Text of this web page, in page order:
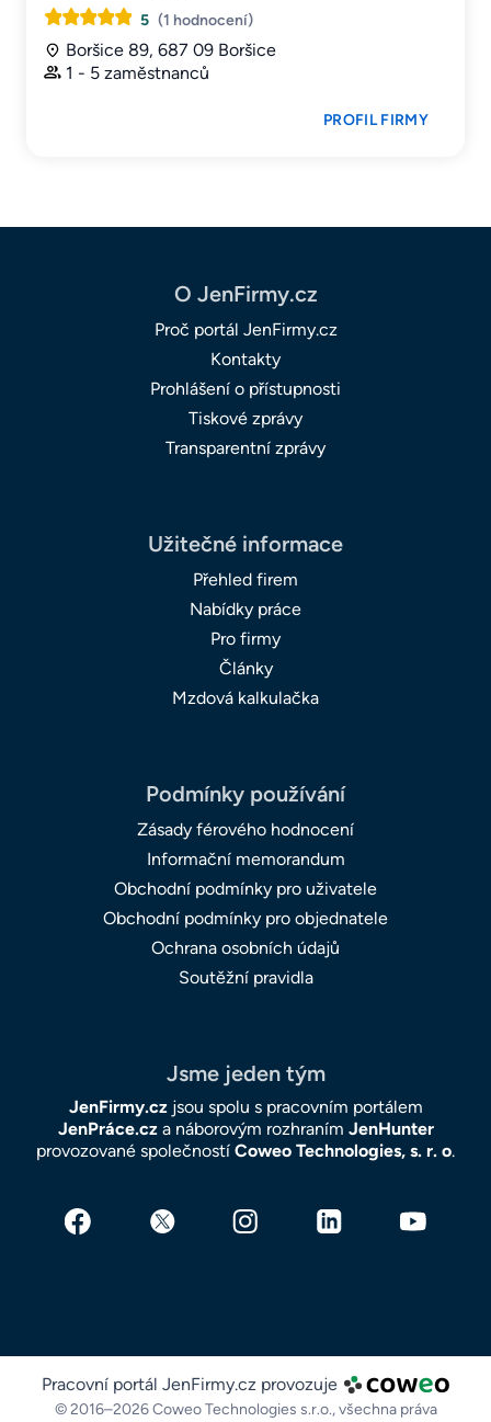
5 (1 hodnocení)
Boršice 89, 687 09 Boršice
1 - 5 zaměstnanců
PROFIL FIRMY
O JenFirmy.cz
Proč portál JenFirmy.cz
Kontakty
Prohlášení o přístupnosti
Tiskové zprávy
Transparentní zprávy
Užitečné informace
Přehled firem
Nabídky práce
Pro firmy
Články
Mzdová kalkulačka
Podmínky používání
Zásady férového hodnocení
Informační memorandum
Obchodní podmínky pro uživatele
Obchodní podmínky pro objednatele
Ochrana osobních údajů
Soutěžní pravidla
Jsme jeden tým
JenFirmy.czjsou spolu s pracovním portálem
JenPráce.cza náborovým rozhraním JenHunter
provozované společností Coweo Technologies, s. r. o.
Pracovní portál JenFirmy.cz provozuje
© 2016–2026 Coweo Technologies s.r.o.,všechna práva